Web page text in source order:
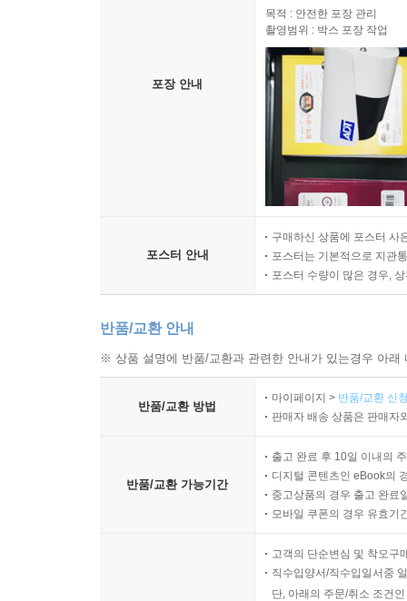
포장 안내
목적 : 안전한 포장 관리
촬영범위 : 박스 포장 작업
포스터 안내
구매하신 상품에 포스터 사
포스터는 기본적으로 지관
포스터 수량이 많은 경우,
반품/교환 안내
※ 상품 설명에 반품/교환과 관련한 안내가 있는경우 아
반품/교환 방법
마이페이지 > 반품/교환 신
판매자 배송 상품은 판매자
반품/교환 가능기간
출고 완료 후 10일 이내의
디지털 콘텐츠인 eBook의
중고상품의 경우 출고 완료
모바일 쿠폰의 경우 유효기
고객의 단순변심 및 착오구
직수입양서/직수입일서중
단, 아래의 주문/취소 조건